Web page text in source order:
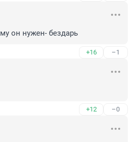
он нужен- бездарь
+16 –1
+12 –0